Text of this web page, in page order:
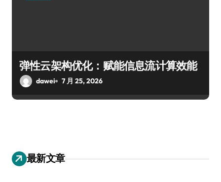
弹性云架构优化：赋能信息流计算效能
dawei 7 月 25, 2026
最新文章